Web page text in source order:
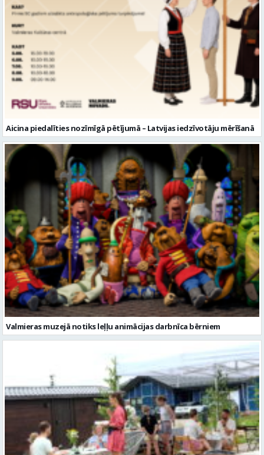
Aicina piedalīties nozīmīgā pētījumā – Latvijas iedzīvotāju mērīšanā
Valmieras muzejā notiks leļļu animācijas darbnīca bērniem